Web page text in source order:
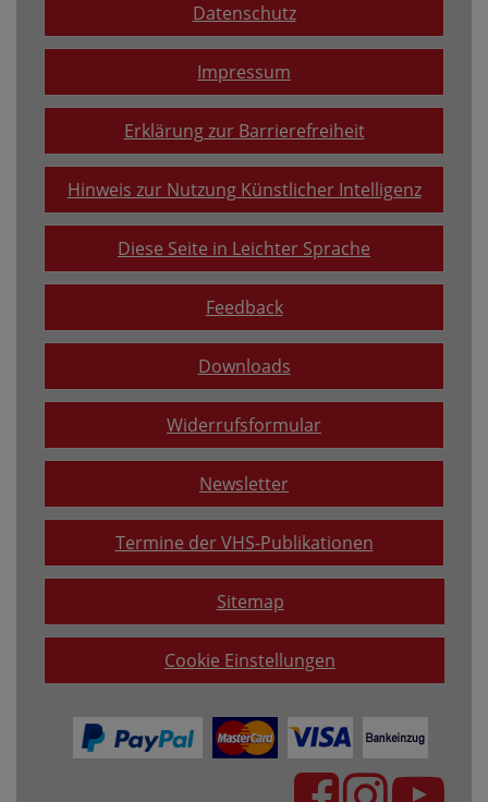
Datenschutz
Impressum
Erklärung zur Barrierefreiheit
Hinweis zur Nutzung Künstlicher Intelligenz
Diese Seite in Leichter Sprache
Feedback
Downloads
Widerrufsformular
Newsletter
Termine der VHS-Publikationen
Sitemap
Cookie Einstellungen